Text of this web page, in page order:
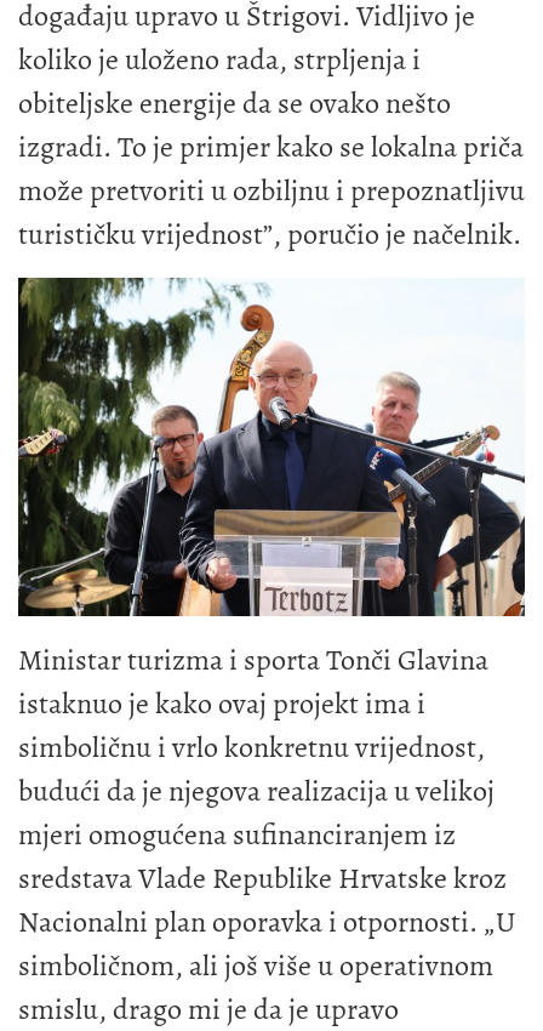
događaju upravo u Štrigovi. Vidljivo je
koliko je uloženo rada, strpljenja i
obiteljske energije da se ovako nešto
izgradi. To je primjer kako se lokalna priča
može pretvoriti u ozbiljnu i prepoznatljivu
turističku vrijednost”, poručio je načelnik.
Ministar turizma i sporta Tonči Glavina
istaknuo je kako ovaj projekt ima i
simboličnu i vrlo konkretnu vrijednost,
budući da je njegova realizacija u velikoj
mjeri omogućena sufinanciranjem iz
sredstava Vlade Republike Hrvatske kroz
Nacionalni plan oporavka i otpornosti. „U
simboličnom, ali još više u operativnom
smislu, drago mi je da je upravo